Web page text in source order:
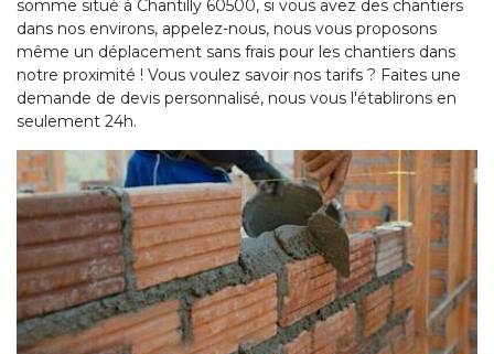
somme situé à Chantilly 60500, si vous avez des chantiers
dans nos environs, appelez-nous, nous vous proposons
même un déplacement sans frais pour les chantiers dans
notre proximité ! Vous voulez savoir nos tarifs ? Faites une
demande de devis personnalisé, nous vous l'établirons en
seulement 24h.